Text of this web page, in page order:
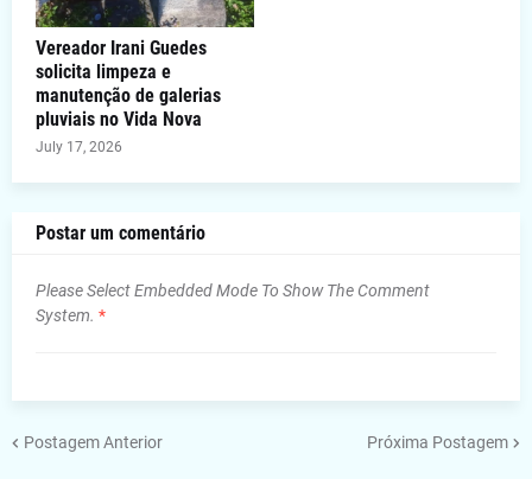
Vereador Irani Guedes
solicita limpeza e
manutenção de galerias
pluviais no Vida Nova
July 17, 2026
Postar um comentário
Please Select Embedded Mode To Show The Comment
System. *
Postagem Anterior Próxima Postagem